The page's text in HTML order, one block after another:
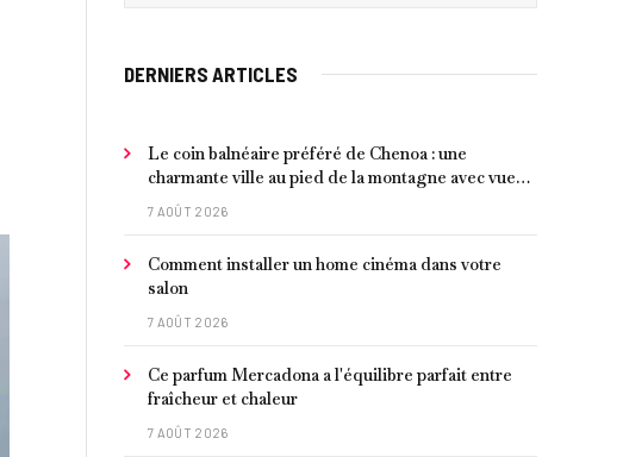
DERNIERS ARTICLES
Le coin balnéaire préféré de Chenoa : une
charmante ville au pied de la montagne avec vue
sur la Méditerranée, bon poisson et criques
7 AOÛT 2026
Comment installer un home cinéma dans votre
salon
7 AOÛT 2026
Ce parfum Mercadona a l'équilibre parfait entre
fraîcheur et chaleur
7 AOÛT 2026